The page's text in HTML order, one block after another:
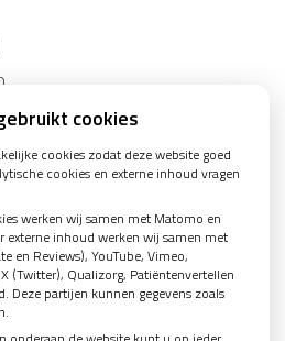
kunt u contact opnemen met de
0900-1515
cookies
cookies zodat deze website goed
cookies en externe inhoud vragen
werken wij samen met Matomo en
externe inhoud werken wij samen met
en Reviews), YouTube, Vimeo,
(Twitter), Qualizorg, Patiëntenvertellen
Deze partijen kunnen gegevens zoals